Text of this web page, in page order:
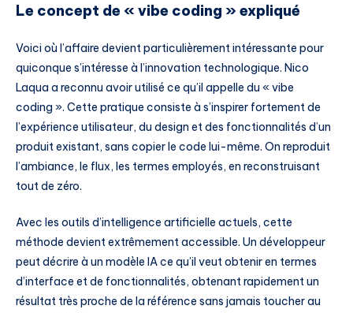
Le concept de « vibe coding » expliqué
Voici où l’affaire devient particulièrement intéressante pour
quiconque s’intéresse à l’innovation technologique. Nico
Laqua a reconnu avoir utilisé ce qu’il appelle du « vibe
coding ». Cette pratique consiste à s’inspirer fortement de
l’expérience utilisateur, du design et des fonctionnalités d’un
produit existant, sans copier le code lui-même. On reproduit
l’ambiance, le flux, les termes employés, en reconstruisant
tout de zéro.
Avec les outils d’intelligence artificielle actuels, cette
méthode devient extrêmement accessible. Un développeur
peut décrire à un modèle IA ce qu’il veut obtenir en termes
d’interface et de fonctionnalités, obtenant rapidement un
résultat très proche de la référence sans jamais toucher au